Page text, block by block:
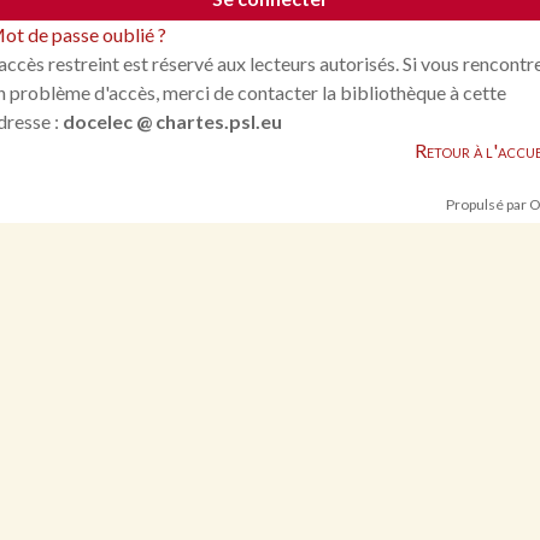
de passe oublié ?
restreint est réservé aux lecteurs autorisés. Si vous
problème d'accès, merci de contacter la bibliothèque à cette
: docelec @ chartes.psl.eu
Retour à
Propulsé par